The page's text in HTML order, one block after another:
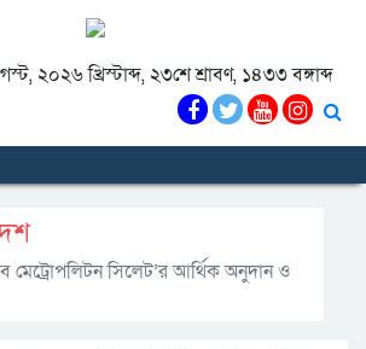
২০২৬ খ্রিস্টাব্দ, ২৩শে শ্রাবণ, ১৪৩৩ বঙ্গাব্দ
মেট্রোপলিটন সিলেট’র আর্থিক অনুদান ও